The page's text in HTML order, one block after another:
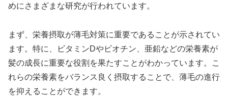
めにさまざまな研究が行われています。
まず、栄養摂取が薄毛対策に重要であることが示されてい
ます。特に、ビタミンDやビオチン、亜鉛などの栄養素が
髪の成長に重要な役割を果たすことがわかっています。こ
れらの栄養素をバランス良く摂取することで、薄毛の進行
を抑えることができます。